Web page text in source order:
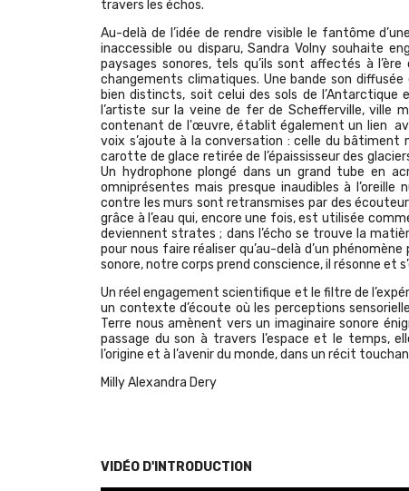
travers les échos.
Au-delà de l’idée de rendre visible le fantôme
inaccessible ou disparu, Sandra Volny souhaite
paysages sonores, tels qu’ils sont affectés à
changements climatiques. Une bande son
bien distincts, soit celui des sols de
l’artiste sur la veine de fer de Schefferville, ville
contenant de l'œuvre, établit également un lien
voix s’ajoute à la conversation : celle du bâtiment
carotte de glace retirée de l’épaississeur des
Un hydrophone plongé dans un grand tube en
omniprésentes mais presque inaudibles à
contre les murs sont retransmises par des
grâce à l’eau qui, encore une fois, est utilisée
deviennent strates ; dans l’écho se trouve la
pour nous faire réaliser qu’au-delà d’un
sonore, notre corps prend conscience, il résonne et
Un réel engagement scientifique et le filtre de
un contexte d’écoute où les perceptions
Terre nous amènent vers un imaginaire sonore
passage du son à travers l’espace et le temps,
l’origine et à l’avenir du monde, dans un récit
Milly Alexandra Dery
VIDÉO D'INTRODUCTION